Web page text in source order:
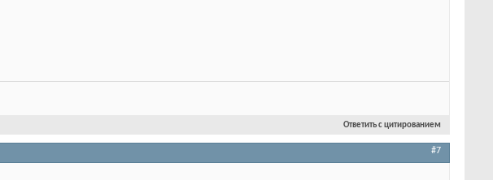
Ответить с цитированием
#7